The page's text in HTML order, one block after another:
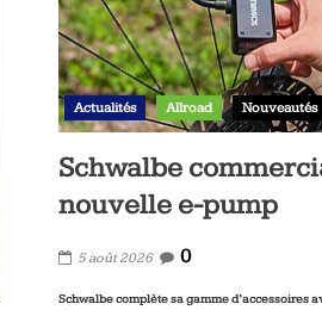
Actualités Allroad Nouveautés
Schwalbe
nouvelle e-pump
5 août 2026 0
Schwalbe complète sa gamme d’accessoires